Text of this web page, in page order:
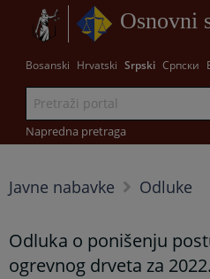
Osnovni
Bosanski Hrvatski Srpski Српски
Napredna pretraga
Javne nabavke Odluke
Odluka o ponišenju
ogrevnog drveta za